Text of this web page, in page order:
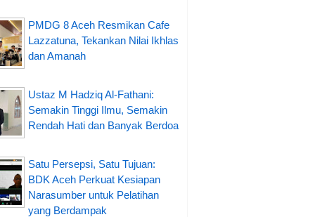
PMDG 8 Aceh Resmikan Cafe
Lazzatuna, Tekankan Nilai Ikhlas
dan Amanah
Ustaz M Hadziq Al-Fathani:
Semakin Tinggi Ilmu, Semakin
Rendah Hati dan Banyak Berdoa
Satu Persepsi, Satu Tujuan:
BDK Aceh Perkuat Kesiapan
Narasumber untuk Pelatihan
yang Berdampak